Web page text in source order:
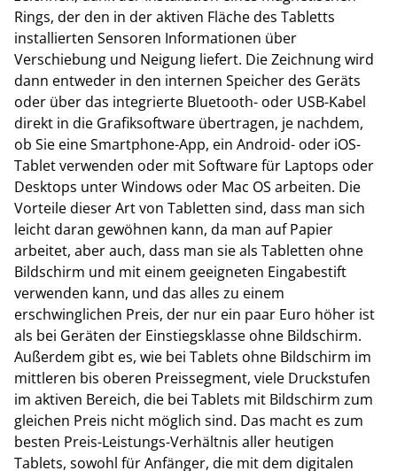
Rings, der den in der aktiven Fläche des Tabletts
installierten Sensoren Informationen über
Verschiebung und Neigung liefert. Die Zeichnung wird
dann entweder in den internen Speicher des Geräts
oder über das integrierte Bluetooth- oder USB-Kabel
direkt in die Grafiksoftware übertragen, je nachdem,
ob Sie eine Smartphone-App, ein Android- oder iOS-
Tablet verwenden oder mit Software für Laptops oder
Desktops unter Windows oder Mac OS arbeiten. Die
Vorteile dieser Art von Tabletten sind, dass man sich
leicht daran gewöhnen kann, da man auf Papier
arbeitet, aber auch, dass man sie als Tabletten ohne
Bildschirm und mit einem geeigneten Eingabestift
verwenden kann, und das alles zu einem
erschwinglichen Preis, der nur ein paar Euro höher ist
als bei Geräten der Einstiegsklasse ohne Bildschirm.
Außerdem gibt es, wie bei Tablets ohne Bildschirm im
mittleren bis oberen Preissegment, viele Druckstufen
im aktiven Bereich, die bei Tablets mit Bildschirm zum
gleichen Preis nicht möglich sind. Das macht es zum
besten Preis-Leistungs-Verhältnis aller heutigen
Tablets, sowohl für Anfänger, die mit dem digitalen